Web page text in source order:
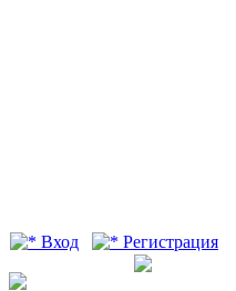
Вход Регистрация